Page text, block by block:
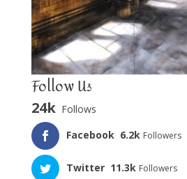
Follow Us
24k Follows
Facebook 6.2k Followers
Twitter 11.3k Followers